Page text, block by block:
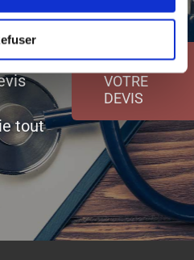
la
tout
DEMANDER
VOTRE
DEVIS